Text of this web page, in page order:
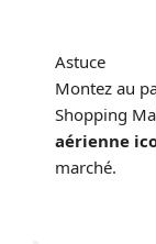
Astuce
Montez au
Shopping
aérienne
marché.